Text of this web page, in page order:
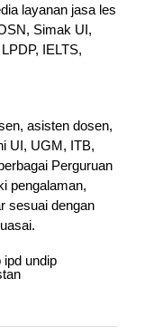
layanan jasa les
Simak UI,
IELTS,
asisten dosen,
UI, UGM, ITB,
Perguruan
pengalaman,
sesuai dengan